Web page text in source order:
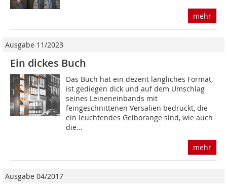
mehr
Ausgabe 11/2023
Ein dickes Buch
Das Buch hat ein dezent längliches Format,
ist gediegen dick und auf dem Umschlag
seines Leinen­einbands mit
feingeschnittenen Versalien bedruckt, die
ein leuchtendes Gelborange sind, wie auch
die...
mehr
Ausgabe 04/2017